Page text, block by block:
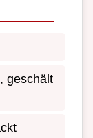
geschält